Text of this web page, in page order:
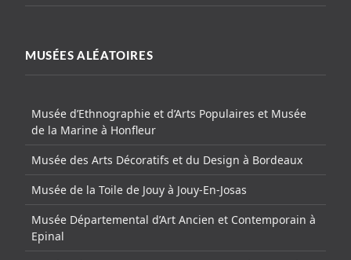
MUSÉES ALÉATOIRES
Musée d’Ethnographie et d’Arts Populaires et Musée
de la Marine à Honfleur
Musée des Arts Décoratifs et du Design à Bordeaux
Musée de la Toile de Jouy à Jouy-En-Josas
Musée Départemental d’Art Ancien et Contemporain à
Epinal